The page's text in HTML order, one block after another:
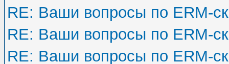
RE: Ваши вопросы по ERM-
RE: Ваши вопросы по ERM-
RE: Ваши вопросы по ERM-